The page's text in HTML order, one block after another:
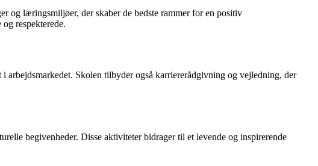
og læringsmiljøer, der skaber de bedste rammer for en positiv
respekterede.
arbejdsmarkedet. Skolen tilbyder også karriererådgivning og vejledning, der
begivenheder. Disse aktiviteter bidrager til et levende og inspirerende